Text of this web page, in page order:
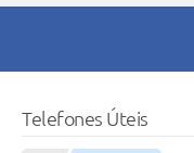
Telefones Úteis